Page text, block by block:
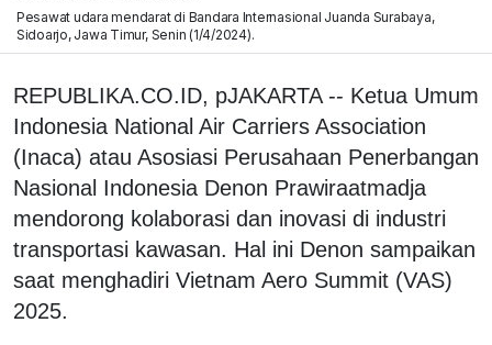
Pesawat udara mendarat di Bandara Internasional Juanda Surabaya,
Sidoarjo, Jawa Timur, Senin (1/4/2024).
REPUBLIKA.CO.ID, pJAKARTA -- Ketua Umum
Indonesia National Air Carriers Association
(Inaca) atau Asosiasi Perusahaan Penerbangan
Nasional Indonesia Denon Prawiraatmadja
mendorong kolaborasi dan inovasi di industri
transportasi kawasan. Hal ini Denon sampaikan
saat menghadiri Vietnam Aero Summit (VAS)
2025.